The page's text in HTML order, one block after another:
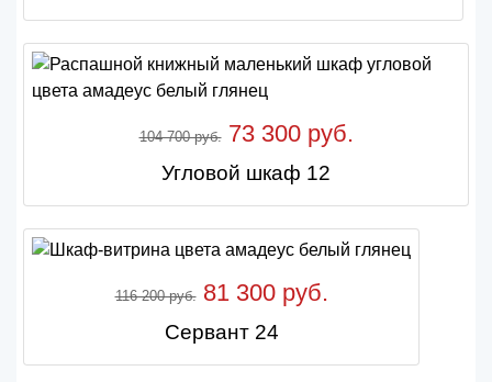
104 700 руб.73 300 руб.
Угловой шкаф 12
116 200 руб.81 300 руб.
Сервант 24